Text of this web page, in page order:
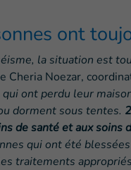
ont
la situation est
Cheria Noezar,
ont perdu leur
dorment sous tentes.
de santé et aux soins
qui ont été
traitements